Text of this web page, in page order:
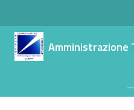
Amministrazione